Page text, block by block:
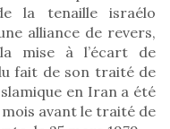
la tenaille israélo
alliance de revers,
mise à l’écart de
fait de son traité de
en Iran a été
avant le traité de